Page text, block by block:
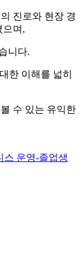
진로와 현장 경
으며,
니다.
한 이해를 넓히
수 있는 유익한
스 운영-졸업생